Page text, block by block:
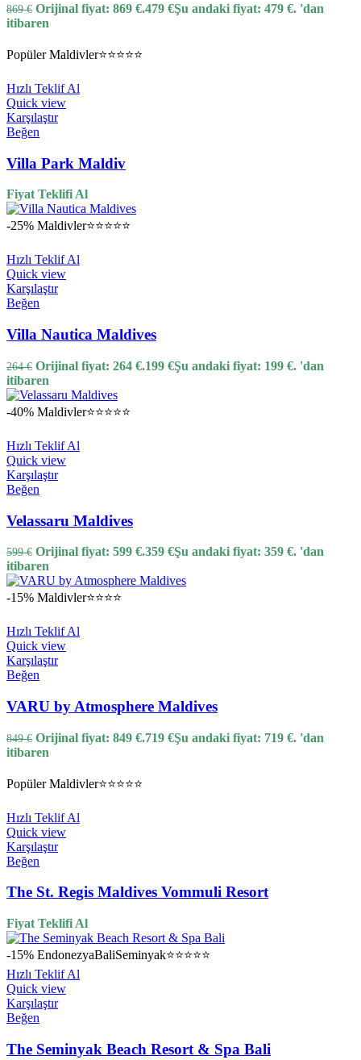
869€ Orijinal fiyat: 869 €.479 €Şu andaki fiyat: 479 €. 'dan
itibaren
Popüler Maldivler⭐⭐⭐⭐⭐
Hızlı Teklif Al
Quick view
Karşılaştır
Beğen
Villa Park Maldiv
Fiyat Teklifi Al
-25% Maldivler⭐⭐⭐⭐⭐
Hızlı Teklif Al
Quick view
Karşılaştır
Beğen
Villa Nautica Maldives
264€ Orijinal fiyat: 264 €.199 €Şu andaki fiyat: 199 €. 'dan
itibaren
-40% Maldivler⭐⭐⭐⭐⭐
Hızlı Teklif Al
Quick view
Karşılaştır
Beğen
Velassaru Maldives
599€ Orijinal fiyat: 599 €.359 €Şu andaki fiyat: 359 €. 'dan
itibaren
-15% Maldivler⭐⭐⭐⭐
Hızlı Teklif Al
Quick view
Karşılaştır
Beğen
VARU by Atmosphere Maldives
849€ Orijinal fiyat: 849 €.719 €Şu andaki fiyat: 719 €. 'dan
itibaren
Popüler Maldivler⭐⭐⭐⭐⭐
Hızlı Teklif Al
Quick view
Karşılaştır
Beğen
The St. Regis Maldives Vommuli Resort
Fiyat Teklifi Al
-15% EndonezyaBaliSeminyak⭐⭐⭐⭐⭐
Hızlı Teklif Al
Quick view
Karşılaştır
Beğen
The Seminyak Beach Resort & Spa Bali